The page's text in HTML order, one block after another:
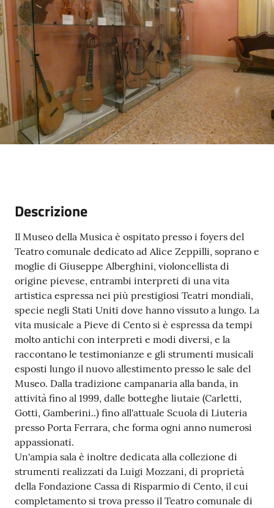
Descrizione
Il Museo della Musica è ospitato presso i foyers del
Teatro comunale dedicato ad Alice Zeppilli, soprano e
moglie di Giuseppe Alberghini, violoncellista di
origine pievese, entrambi interpreti di una vita
artistica espressa nei più prestigiosi Teatri mondiali,
specie negli Stati Uniti dove hanno vissuto a lungo. La
vita musicale a Pieve di Cento si è espressa da tempi
molto antichi con interpreti e modi diversi, e la
raccontano le testimonianze e gli strumenti musicali
esposti lungo il nuovo allestimento presso le sale del
Museo. Dalla tradizione campanaria alla banda, in
attività fino al 1999, dalle botteghe liutaie (Carletti,
Gotti, Gamberini..) fino all'attuale Scuola di Liuteria
presso Porta Ferrara, che forma ogni anno numerosi
appassionati.
Un'ampia sala è inoltre dedicata alla collezione di
strumenti realizzati da Luigi Mozzani, di proprietà
della Fondazione Cassa di Risparmio di Cento, il cui
completamento si trova presso il Teatro comunale di